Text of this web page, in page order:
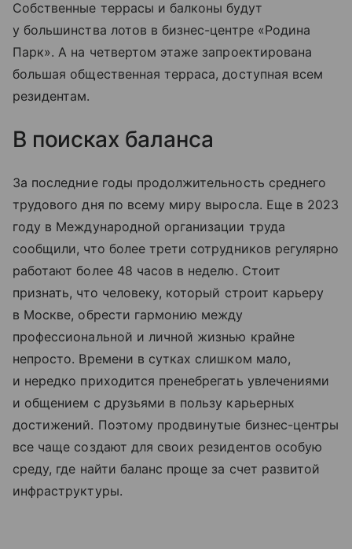
Собственные террасы и балконы будут
у большинства лотов в бизнес-центре «Родина
Парк». А на четвертом этаже запроектирована
большая общественная терраса, доступная всем
резидентам.
В поисках баланса
За последние годы продолжительность среднего
трудового дня по всему миру выросла. Еще в 2023
году в Международной организации труда
сообщили, что более трети сотрудников регулярно
работают более 48 часов в неделю. Стоит
признать, что человеку, который строит карьеру
в Москве, обрести гармонию между
профессиональной и личной жизнью крайне
непросто. Времени в сутках слишком мало,
и нередко приходится пренебрегать увлечениями
и общением с друзьями в пользу карьерных
достижений. Поэтому продвинутые бизнес-центры
все чаще создают для своих резидентов особую
среду, где найти баланс проще за счет развитой
инфраструктуры.